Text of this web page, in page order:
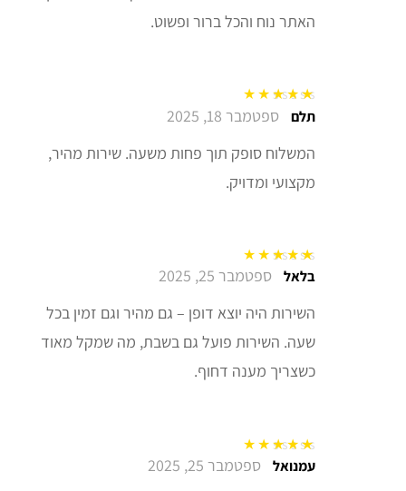
האתר נוח והכל ברור ופשוט.
דורג5מתוך 5 תלם ספטמבר 18, 2025
המשלוח סופק תוך פחות משעה. שירות מהיר,
מקצועי ומדויק.
דורג5מתוך 5בלאל ספטמבר 25, 2025
השירות היה יוצא דופן – גם מהיר וגם זמין בכל
שעה. השירות פועל גם בשבת, מה שמקל מאוד
כשצריך מענה דחוף.
דורג5מתוך 5עמנואל ספטמבר 25, 2025